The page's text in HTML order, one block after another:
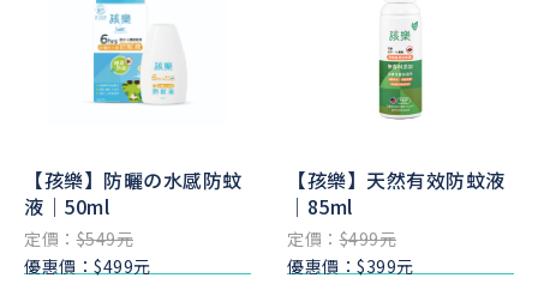
【孩樂】防曬の水感防蚊
液｜50ml
定價：$549元
優惠價：$499元
【孩樂】天然有效防蚊液
｜85ml
定價：$499元
優惠價：$399元